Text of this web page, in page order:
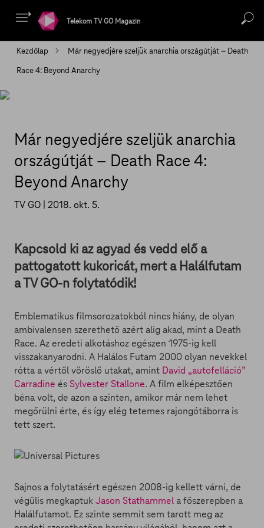
Telekom TV GO Magazin
Kezdőlap
Már negyedjére szeljük anarchia országútját – Death
Race 4: Beyond Anarchy
Már negyedjére szeljük anarchia
országútját – Death Race 4:
Beyond Anarchy
TV GO | 2018. okt. 5.
Kapcsold ki az agyad és vedd elő a
pattogatott kukoricát, mert a Halálfutam
a TV GO-n folytatódik!
Emblematikus filmsorozatokból nincs hiány, de olyan
ambivalensen szerethető azért alig akad, mint a Death
Race. Az eredeti alkotáshoz egészen 1975-ig kell
visszakanyarodni. A Halálos Futam 2000 olyan nevekkel
rótta a vértől vöröslő utakat, amint David „autofelláció”
Carradine és Sylvester Stallone. A film elképesztően
béna volt, de azon a szinten, amikor már nem lehet
megőrülni érte, és így elég tetemes rajongótáborra is
tett szert.
Sajnos a folytatásért egészen 2008-ig kellett várni, de
végülis megkaptukJason Stathammel a főszerepben a
Halálfutamot. Ez szinte semmit sem tarott meg az